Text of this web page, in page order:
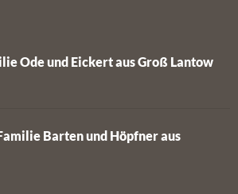
Ode und Eickert aus Groß Lantow
Barten und Höpfner aus